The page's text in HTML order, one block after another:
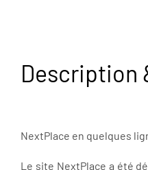
Description
NextPlace en quelques
Le site NextPlace a été